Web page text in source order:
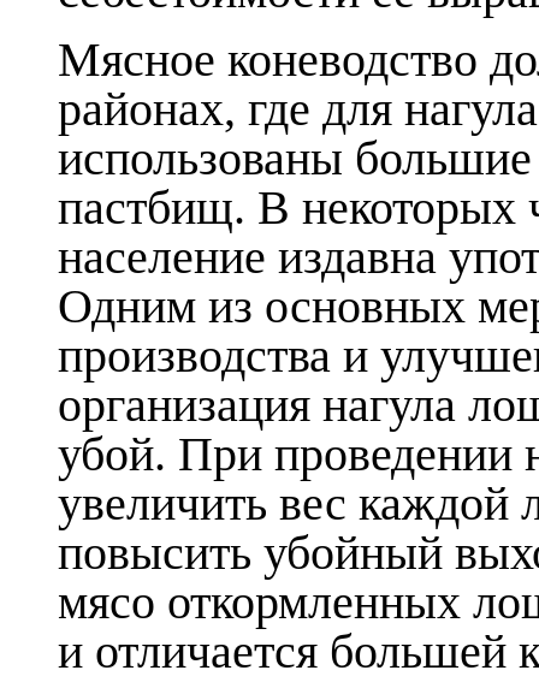
Мясное коневодство
районах, где для
использованы
пастбищ. В некоторых
население издавна
Одним из основных
производства и
организация нагула
убой. При проведении
увеличить вес
повысить убойный
мясо откормленных
и отличается большей